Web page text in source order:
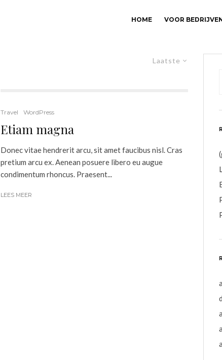
HOME VOOR
Laatste
Travel WordPress
Etiam magna
Donec vitae hendrerit arcu, sit amet faucibus nisl. Cras
pretium arcu ex. Aenean posuere libero eu augue
condimentum rhoncus. Praesent...
LEES MEER